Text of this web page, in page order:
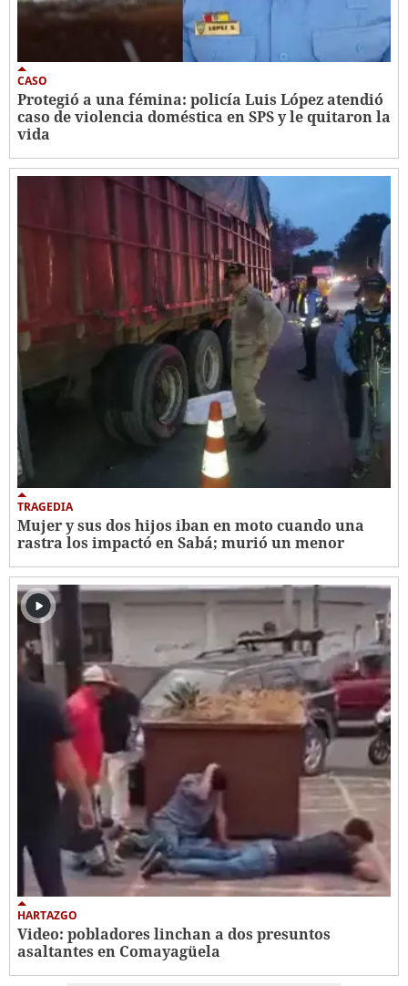
CASO
Protegió a una fémina: policía Luis López atendió
caso de violencia doméstica en SPS y le quitaron la
vida
TRAGEDIA
Mujer y sus dos hijos iban en moto cuando una
rastra los impactó en Sabá; murió un menor
HARTAZGO
Video: pobladores linchan a dos presuntos
asaltantes en Comayagüela